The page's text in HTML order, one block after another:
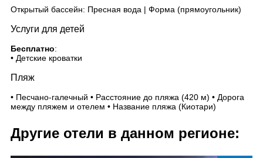
Открытый бассейн: Пресная вода | Форма (прямоугольник)
Услуги для детей
Бесплатно:
• Детские кроватки
Пляж
• Песчано-галечный • Расстояние до пляжа (420 м) • Дорога
между пляжем и отелем • Название пляжа (Киотари)
Другие отели в данном регионе: